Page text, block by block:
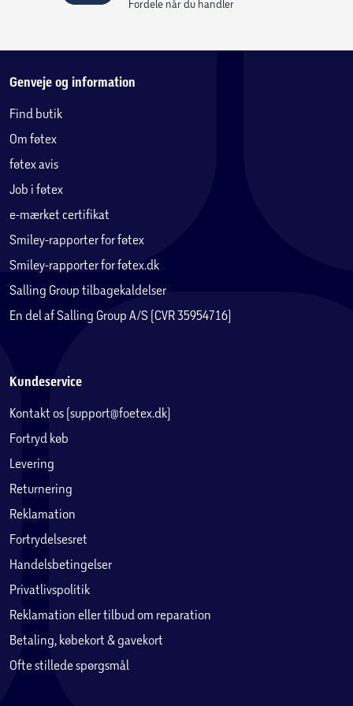
Type: Mini stepper
Bremsesystem: Hydraulisk
Pulsmåling: Nej
Computerdata: Tid, kalorier, antal trin, scan
Foldbar:
Nej Opsat størrelse (LxBxH): 42 x 32 x 19,5 cm
Egenvægt: 7,5 kg
Maks. brugervægt: 100 kg
Strøm: Batterier til computeren
Fordele når du handler
Genveje og information
Find butik
Om føtex
føtex avis
Job i føtex
e-mærket certifikat
Smiley-rapporter for føtex
Smiley-rapporter for føtex.dk
Salling Group tilbagekaldelser
En del af Salling Group A/S (CVR 35954716)
Kundeservice
Kontakt os (support@foetex.dk)
Fortryd køb
Levering
Returnering
Reklamation
Fortrydelsesret
Handelsbetingelser
Privatlivspolitik
Reklamation eller tilbud om reparation
Betaling, købekort & gavekort
Ofte stillede spørgsmål